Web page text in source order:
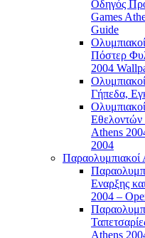
Οδηγός
Games
Guide
Πόστερ
2004
Γήπεδα,
Εθελοντών
Athens
2004
Εναρξης
2004 –
Athens